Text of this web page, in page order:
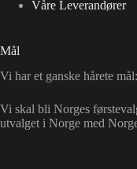
Våre Leverandører
Mål
Vi har et ganske hårete mål:
Vi skal bli Norges
utvalget i Norge med